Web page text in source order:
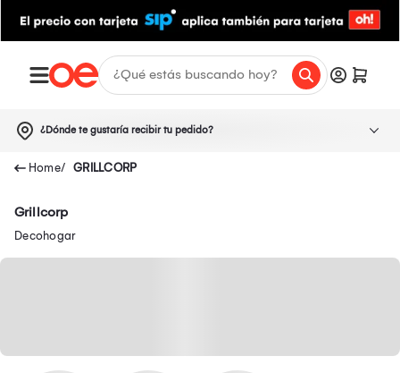
¿Dónde te gustaría recibir tu pedido?
GRILLCORP
Grillcorp
Decohogar